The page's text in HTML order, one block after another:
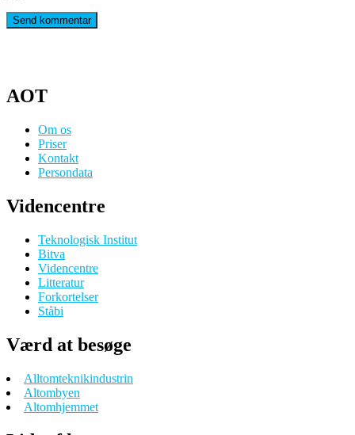
AOT
Om os
Priser
Kontakt
Persondata
Videncentre
Teknologisk Institut
Bitva
Videncentre
Litteratur
Forkortelser
Ståbi
Værd at besøge
Alltomteknikindustrin
Altombyen
Altomhjemmet